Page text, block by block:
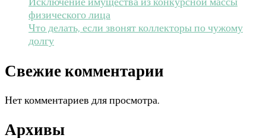
физического лица
Что делать, если звонят коллекторы по чужому
долгу
Свежие комментарии
Нет комментариев для просмотра.
Архивы